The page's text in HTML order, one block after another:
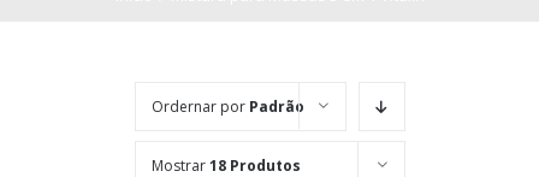
Ordernar por Padrão
Mostrar18 Produtos